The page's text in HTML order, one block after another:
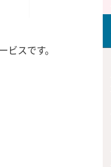
ビスです。